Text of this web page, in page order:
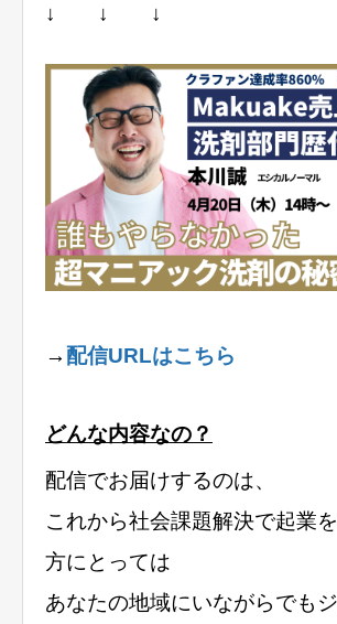
↓ ↓ ↓
→ 配信URLはこちら
どんな内容なの？
配信でお届けするのは、
これから社会課題解決で起業
方にとっては
あなたの地域にいながらでも